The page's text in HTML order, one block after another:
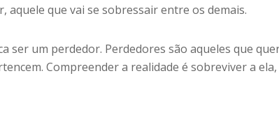
aquele que vai se sobressair entre os demais.
ser um perdedor. Perdedores são aqueles que
Compreender a realidade é sobreviver a